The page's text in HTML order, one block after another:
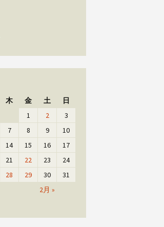
木 金 土 日
2月 »
1 2
3
7 8 9
10
14 15 16
17
21 22 23
24
28 29 30 31